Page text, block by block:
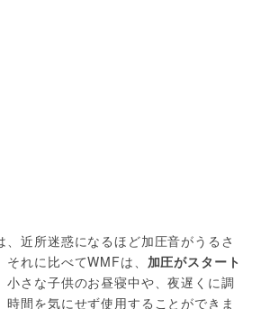
、近所迷惑になるほど加圧音がうるさ
れに比べてWMFは、 加圧がスタート
小さな子供のお昼寝中や、夜遅くに調
時間を気にせず使用することができま